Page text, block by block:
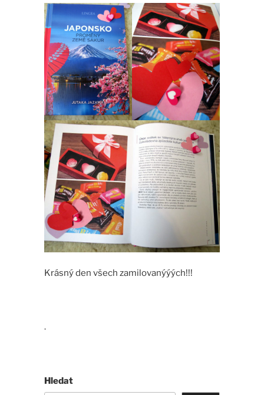
Krásný den všech zamilovanýýých!!!
.
Hledat